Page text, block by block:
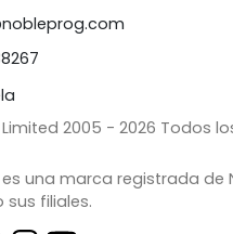
2005 - 2026 Todos
es una marca registrada de
sus filiales.